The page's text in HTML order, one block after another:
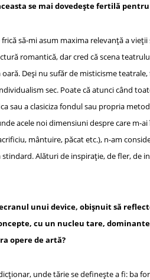
se mai dovedește fertilă
să-mi asum maxima relevanță a
romantică, dar cred că scena
Deși nu sufăr de misticisme
sec. Poate că atunci când
sau a clasiciza fondul sau propria
acele noi dimensiuni despre care m-
mântuire, păcat etc.), n-am
Alături de inspirație, de fler, de
unui device, obișnuit să
cu un nucleu tare,
opere de artă?
unde tărie se definește a fi: ba